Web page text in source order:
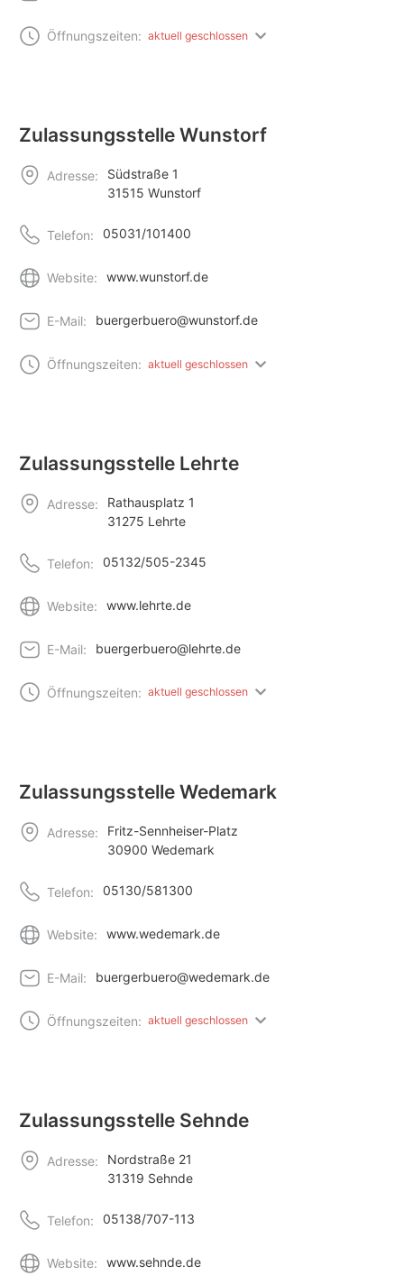
Öffnungszeiten: aktuell geschlossen
Zulassungsstelle Wunstorf
Adresse:
Südstraße 1
31515 Wunstorf
Telefon: 05031/101400
Website: www.wunstorf.de
E-Mail: buergerbuero@wunstorf.de
Öffnungszeiten: aktuell geschlossen
Zulassungsstelle Lehrte
Adresse:
Rathausplatz 1
31275 Lehrte
Telefon: 05132/505-2345
Website: www.lehrte.de
E-Mail: buergerbuero@lehrte.de
Öffnungszeiten: aktuell geschlossen
Zulassungsstelle Wedemark
Adresse:
Fritz-Sennheiser-Platz
30900 Wedemark
Telefon: 05130/581300
Website: www.wedemark.de
E-Mail: buergerbuero@wedemark.de
Öffnungszeiten: aktuell geschlossen
Zulassungsstelle Sehnde
Adresse:
Nordstraße 21
31319 Sehnde
Telefon: 05138/707-113
Website: www.sehnde.de